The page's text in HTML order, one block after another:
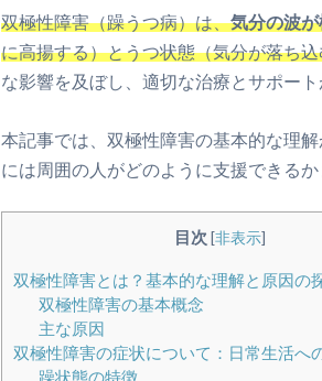
双極性障害（躁うつ病）は、気分の波
に高揚する）とうつ状態（気分が落ち
な影響を及ぼし、適切な治療とサポート
本記事では、双極性障害の基本的な理
には周囲の人がどのように支援できるか
目次 [非表示]
双極性障害とは？基本的な理解と原因の
双極性障害の基本概念
主な原因
双極性障害の症状について：日常生活へ
躁状態の特徴